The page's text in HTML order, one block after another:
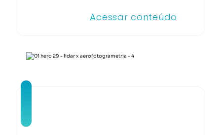
Acessar conteúdo